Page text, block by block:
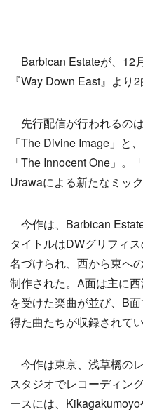
Barbican Estateが、12
『Way Down East』より
先行配信が行われるの
「The Divine Image」と
「The Innocent One」。
Urawaによる新たなミッ
今作は、Barbican
タイトルはDWグリフィ
名づけられ、西から東へ
制作された。A面は主に
を受けた楽曲が並び、B
得た曲たちが収録されてい
今作は東京、浅草橋の
スタジオでレコーディン
ースには、